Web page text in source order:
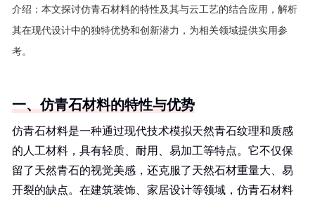
介绍： 本文探讨仿青石材料的特性及其与云工艺的结合应用，解析
其在现代设计中的独特优势和创新潜力，为相关领域提供实用参
考。
一、仿青石材料的特性与优势
仿青石材料是一种通过现代技术模拟天然青石纹理和质感
的人工材料，具有轻质、耐用、易加工等特点。它不仅保
留了天然青石的视觉美感，还克服了天然石材重量大、易
开裂的缺点。在建筑装饰、家居设计等领域，仿青石材料